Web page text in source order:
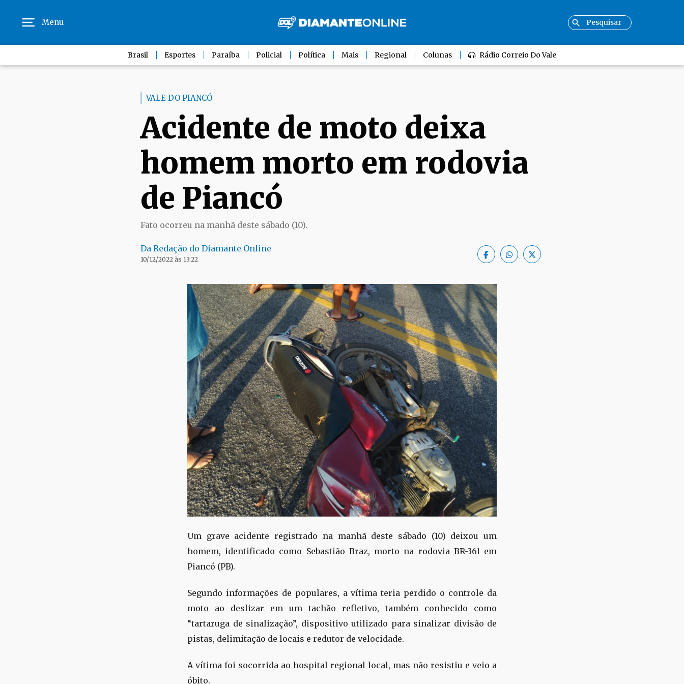
Menu
Brasil Esportes Paraíba Policial Política Mais Regional Colunas Rádio Correio Do Vale
VALE DO PIANCÓ
Acidente de moto deixa
homem morto em rodovia
de Piancó
Fato ocorreu na manhã deste sábado (10).
Da Redação do Diamante Online
10/12/2022 às 13:22
Um grave acidente registrado na manhã deste sábado (10) deixou um
homem, identificado como Sebastião Braz, morto na rodovia BR-361 em
Piancó (PB).
Segundo informações de populares, a vítima teria perdido o controle da
moto ao deslizar em um tachão refletivo, também conhecido como
“tartaruga de sinalização”, dispositivo utilizado para sinalizar divisão de
pistas, delimitação de locais e redutor de velocidade.
A vítima foi socorrida ao hospital regional local, mas não resistiu e veio a
óbito.